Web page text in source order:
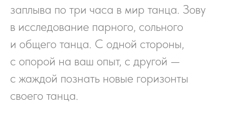
заплыва по три часа в мир танца. Зову
в исследование парного, сольного
и общего танца. С одной стороны,
с опорой на ваш опыт, с другой —
с жаждой познать новые горизонты
своего танца.